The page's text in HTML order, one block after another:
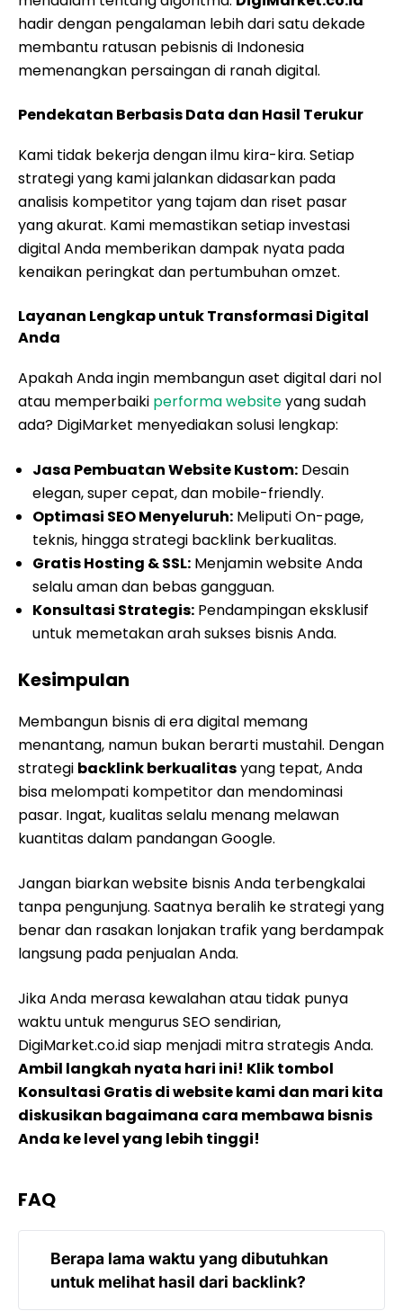
hadir dengan pengalaman lebih dari satu dekade
membantu ratusan pebisnis di Indonesia
memenangkan persaingan di ranah digital.
Pendekatan Berbasis Data dan Hasil Terukur
Kami tidak bekerja dengan ilmu kira-kira. Setiap
strategi yang kami jalankan didasarkan pada
analisis kompetitor yang tajam dan riset pasar
yang akurat. Kami memastikan setiap investasi
digital Anda memberikan dampak nyata pada
kenaikan peringkat dan pertumbuhan omzet.
Layanan Lengkap untuk Transformasi Digital
Anda
Apakah Anda ingin membangun aset digital dari nol
atau memperbaiki performa websiteyang sudah
ada? DigiMarket menyediakan solusi lengkap:
Jasa Pembuatan Website Kustom: Desain
elegan, super cepat, dan mobile-friendly.
Optimasi SEO Menyeluruh: Meliputi On-page,
teknis, hingga strategi backlink berkualitas.
Gratis Hosting & SSL: Menjamin website Anda
selalu aman dan bebas gangguan.
Konsultasi Strategis: Pendampingan eksklusif
untuk memetakan arah sukses bisnis Anda.
Kesimpulan
Membangun bisnis di era digital memang
menantang, namun bukan berarti mustahil. Dengan
strategi backlink berkualitasyang tepat, Anda
bisa melompati kompetitor dan mendominasi
pasar. Ingat, kualitas selalu menang melawan
kuantitas dalam pandangan Google.
Jangan biarkan website bisnis Anda terbengkalai
tanpa pengunjung. Saatnya beralih ke strategi yang
benar dan rasakan lonjakan trafik yang berdampak
langsung pada penjualan Anda.
Jika Anda merasa kewalahan atau tidak punya
waktu untuk mengurus SEO sendirian,
DigiMarket.co.id siap menjadi mitra strategis Anda.
Ambil langkah nyata hari ini! Klik tombol
Konsultasi Gratis di website kami dan mari kita
diskusikan bagaimana cara membawa bisnis
Anda ke level yang lebih tinggi!
FAQ
Berapa lama waktu yang dibutuhkan
untuk melihat hasil dari backlink?